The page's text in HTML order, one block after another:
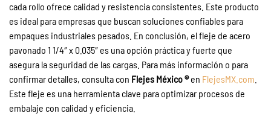
cada rollo ofrece calidad y resistencia consistentes. Este producto
es ideal para empresas que buscan soluciones confiables para
empaques industriales pesados. En conclusión, el fleje de acero
pavonado 1 1/4″ x 0.035″ es una opción práctica y fuerte que
asegura la seguridad de las cargas. Para más información o para
confirmar detalles, consulta con Flejes México ®en FlejesMX.com
Este fleje es una herramienta clave para optimizar procesos de
embalaje con calidad y eficiencia.